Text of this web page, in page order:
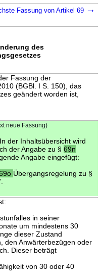
Fassung von Artikel 69 →
des
Fassung der
(BGBl. I S. 150), das
geändert worden ist,
neue Fassung)
der Inhaltsübersicht wird
der Angabe zu § 69n
Angabe eingefügt:
Übergangsregelung zu §
in seiner
um mindestens 30
dieser Zustand
den Anwärterbezügen oder
Dieser beträgt
von 30 oder 40